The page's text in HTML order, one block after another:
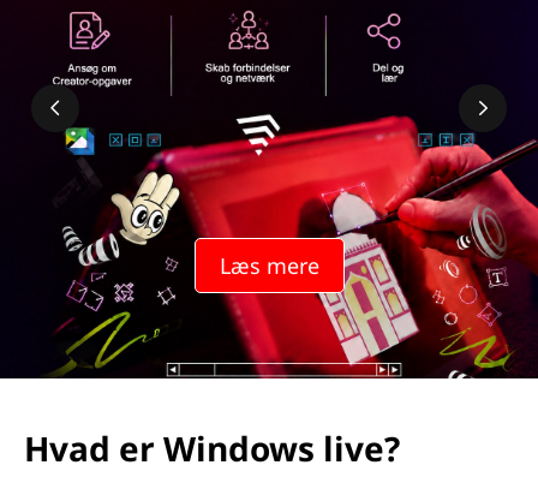
Læs mere
Hvad er Windows live?